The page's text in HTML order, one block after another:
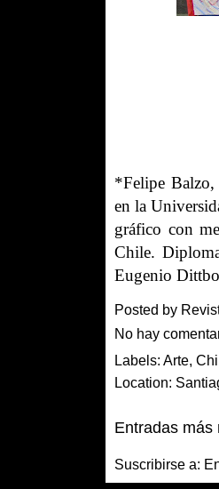
*Felipe Balzo,
en la
gráfico con
Chile.
Eugenio
Posted by
No hay
Labels: Arte,
Location:
Entradas más
Suscribirse a: